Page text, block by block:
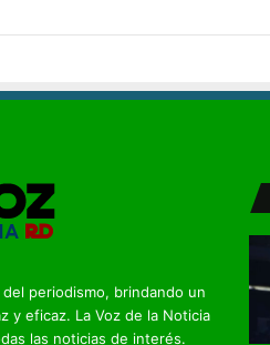
periodismo, brindando un
y eficaz. La Voz de la Noticia
las noticias de interés.